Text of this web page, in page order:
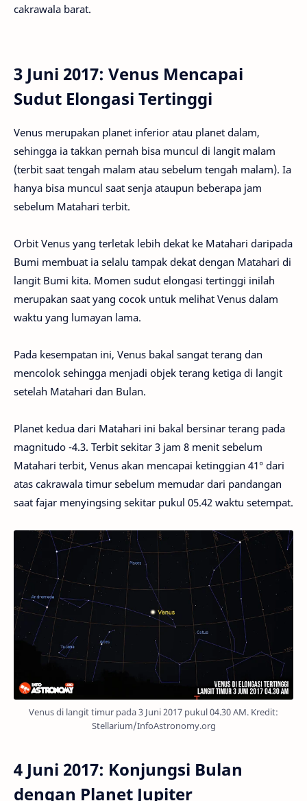
cakrawala barat.
3 Juni 2017: Venus Mencapai
Sudut Elongasi Tertinggi
Venus merupakan planet inferior atau planet dalam,
sehingga ia takkan pernah bisa muncul di langit malam
(terbit saat tengah malam atau sebelum tengah malam). Ia
hanya bisa muncul saat senja ataupun beberapa jam
sebelum Matahari terbit.
Orbit Venus yang terletak lebih dekat ke Matahari daripada
Bumi membuat ia selalu tampak dekat dengan Matahari di
langit Bumi kita. Momen sudut elongasi tertinggi inilah
merupakan saat yang cocok untuk melihat Venus dalam
waktu yang lumayan lama.
Pada kesempatan ini, Venus bakal sangat terang dan
mencolok sehingga menjadi objek terang ketiga di langit
setelah Matahari dan Bulan.
Planet kedua dari Matahari ini bakal bersinar terang pada
magnitudo -4.3. Terbit sekitar 3 jam 8 menit sebelum
Matahari terbit, Venus akan mencapai ketinggian 41° dari
atas cakrawala timur sebelum memudar dari pandangan
saat fajar menyingsing sekitar pukul 05.42 waktu setempat.
Venus di langit timur pada 3 Juni 2017 pukul 04.30 AM. Kredit:
Stellarium/InfoAstronomy.org
4 Juni 2017: Konjungsi Bulan
dengan Planet Jupiter